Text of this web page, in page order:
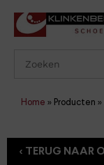
Home » Producten »